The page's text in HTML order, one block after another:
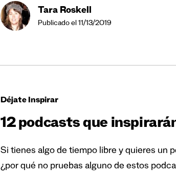
Tara Roskell
Publicado el 11/13/2019
Déjate Inspirar
12 podcasts que
Si tienes algo de tiempo libre y quieres un
¿por qué no pruebas alguno de estos